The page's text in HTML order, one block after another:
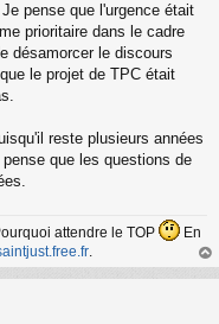
pense que l'urgence était
prioritaire dans le cadre
désamorcer le discours
le projet de TPC était
reste plusieurs années
que les questions de
attendre le TOP
En
au